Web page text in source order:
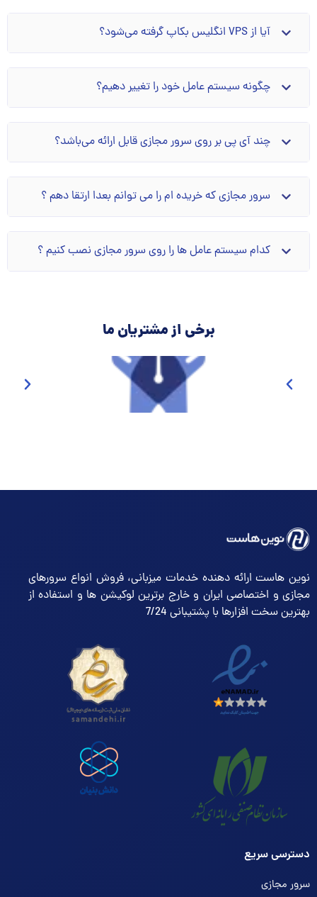
آیا از VPS انگلیس بکاپ گرفته می‌شود؟
چگونه سیستم عامل خود را تغییر دهیم؟
چند آی پی بر روی سرور مجازی قابل ارائه می‌باشد؟
سرور مجازی که خریده ام را می توانم بعدا ارتقا دهم ؟
کدام سیستم عامل ها را روی سرور مجازی نصب کنیم ؟
برخی از مشتریان ما
نوین هاست ارائه دهنده خدمات میزبانی، فروش انواع سرورهای
مجازی و اختصاصی ایران و خارج برترین لوکیشن ها و استفاده از
بهترین سخت افزارها با پشتیبانی 7/24
دسترسی سریع
سرور مجازی